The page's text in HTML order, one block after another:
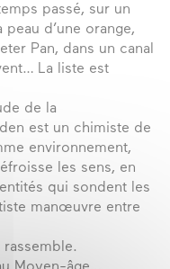
passé, sur un
d’une orange,
Pan, dans un canal
La liste est
de la
est un chimiste de
environnement,
les sens, en
qui sondent les
manœuvre entre